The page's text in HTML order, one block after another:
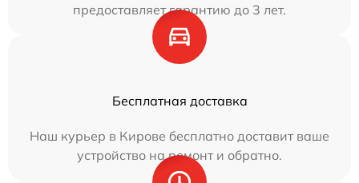
предоставляет гарантию до 3 лет.
Бесплатная доставка
Наш курьер в Кирове бесплатно доставит ваше
устройство на ремонт и обратно.